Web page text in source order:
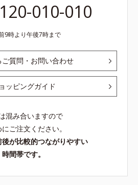
010-010
9時より午後7時まで
ご質問・お問い合わせ
ッピングガイド
混み合いますので
ご注文ください。
が比較的つながりやすい
時間帯です。